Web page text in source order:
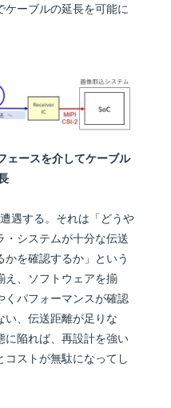
ケーブルの延長を可能に
ェースを介してケーブル
遇する。それは「どうや
・システムが十分な伝送
を確認するか」という
え、ソフトウェアを揃
くパフォーマンスが確認
い、伝送距離が足りな
に陥れば、再設計を強い
コストが無駄になってし